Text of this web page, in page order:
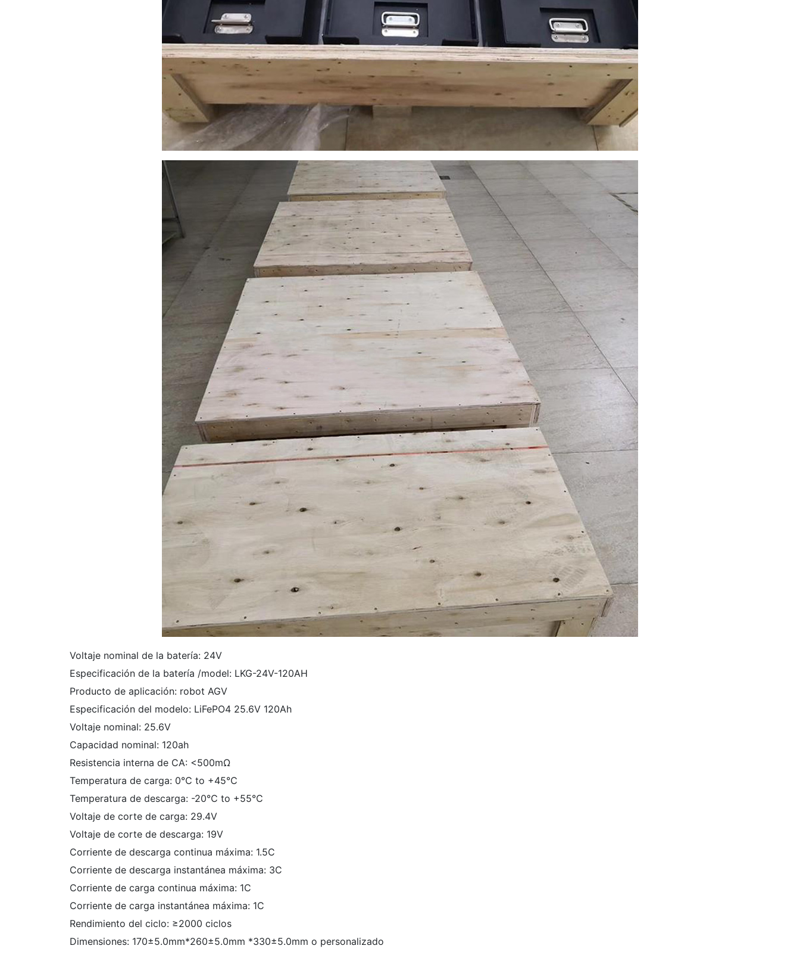
Voltaje nominal de la batería: 24V
Especificación de la batería /model: LKG-24V-120AH
Producto de aplicación: robot AGV
Especificación del modelo: LiFePO4 25.6V 120Ah
Voltaje nominal: 25.6V
Capacidad nominal: 120ah
Resistencia interna de CA: <500mΩ
Temperatura de carga: 0℃ to +45℃
Temperatura de descarga: -20℃ to +55℃
Voltaje de corte de carga: 29.4V
Voltaje de corte de descarga: 19V
Corriente de descarga continua máxima: 1.5C
Corriente de descarga instantánea máxima: 3C
Corriente de carga continua máxima: 1C
Corriente de carga instantánea máxima: 1C
Rendimiento del ciclo: ≥2000 ciclos
Dimensiones: 170±5.0mm*260±5.0mm *330±5.0mm o personalizado